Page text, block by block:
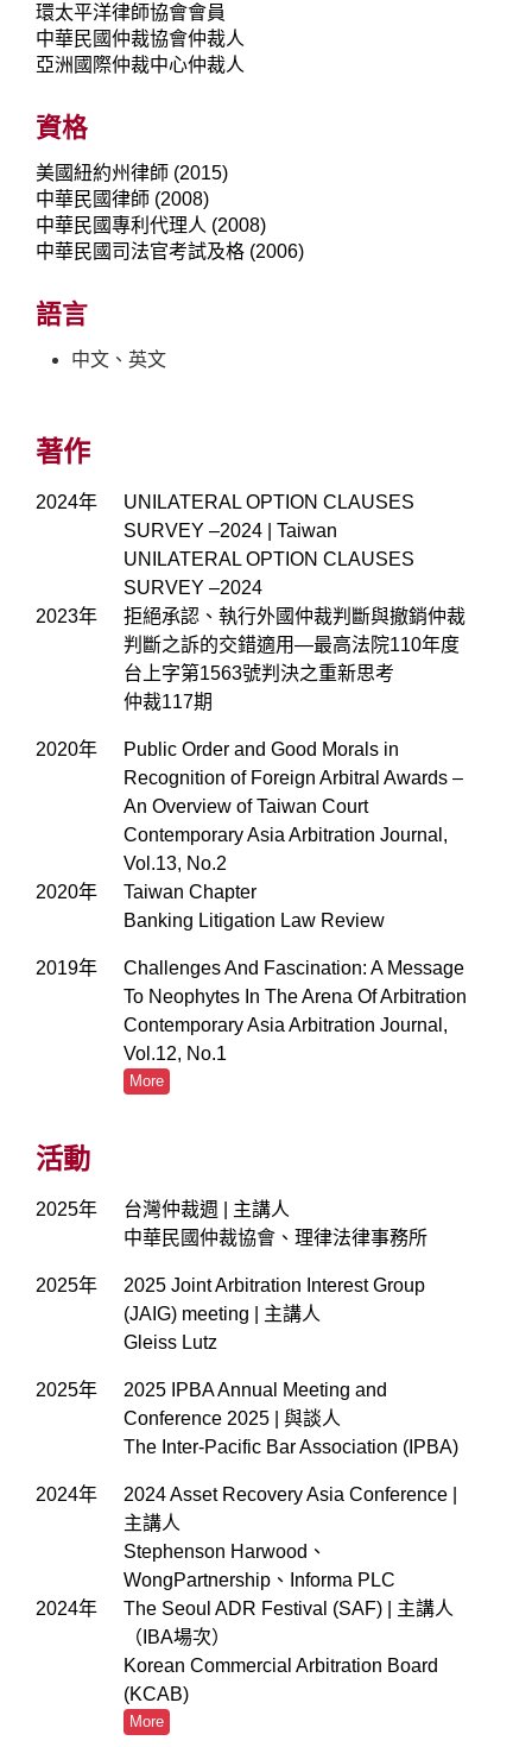
環太平洋律師協會會員
中華民國仲裁協會仲裁人
亞洲國際仲裁中心仲裁人
資格
美國紐約州律師 (2015)
中華民國律師 (2008)
中華民國專利代理人 (2008)
中華民國司法官考試及格 (2006)
語言
中文、英文
著作
2024年
UNILATERAL OPTION CLAUSES
SURVEY –2024 | Taiwan
UNILATERAL OPTION CLAUSES
SURVEY –2024
2023年
拒絕承認、執行外國仲裁判斷與撤銷仲裁
判斷之訴的交錯適用—最高法院110年度
台上字第1563號判決之重新思考
仲裁117期
2020年
Public Order and Good Morals in
Recognition of Foreign Arbitral Awards –
An Overview of Taiwan Court
Contemporary Asia Arbitration Journal,
Vol.13, No.2
2020年
Taiwan Chapter
Banking Litigation Law Review
2019年
Challenges And Fascination: A Message
To Neophytes In The Arena Of Arbitration
Contemporary Asia Arbitration Journal,
Vol.12, No.1
More
活動
2025年
台灣仲裁週 | 主講人
中華民國仲裁協會、理律法律事務所
2025年
2025 Joint Arbitration Interest Group
(JAIG) meeting | 主講人
Gleiss Lutz
2025年
2025 IPBA Annual Meeting and
Conference 2025 | 與談人
The Inter-Pacific Bar Association (IPBA)
2024年
2024 Asset Recovery Asia Conference |
主講人
Stephenson Harwood、
WongPartnership、Informa PLC
2024年
The Seoul ADR Festival (SAF) | 主講人
（IBA場次）
Korean Commercial Arbitration Board
(KCAB)
More